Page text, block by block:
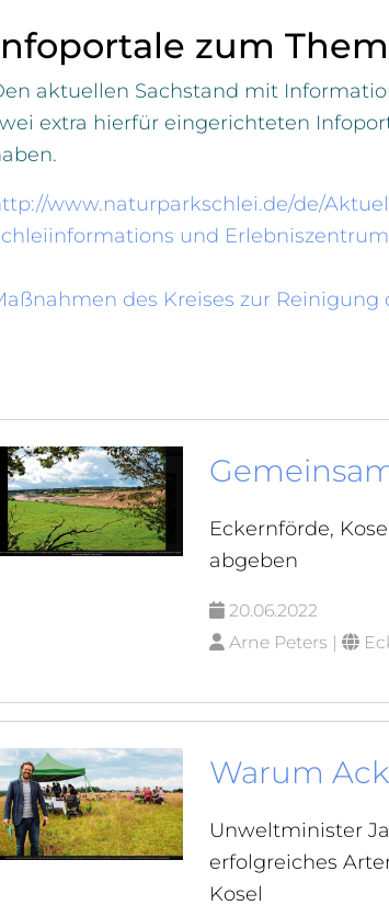
zum
aktuellen Sachstand mit
extra hierfür eingerichteten
www.naturparkschlei.de/de/
und Erlebniszentrum
des Kreises zur Reinigung
Eckernförde,
abgeben
20.06.2022
Arne Peters |
Warum
Unweltminister
erfolgreiches
Kosel